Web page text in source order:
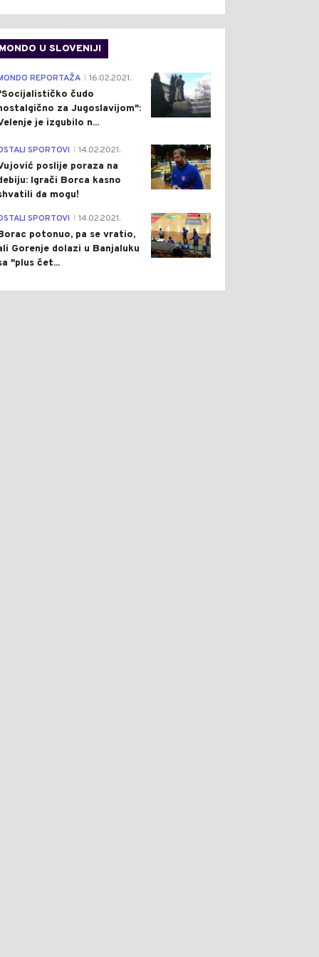
MONDO U SLOVENIJI
4
REPORTAŽA 16.02.2021.
čudo
za Jugoslavijom":
je izgubilo n...
1
SPORTOVI 14.02.2021.
poslije poraza na
Igrači Borca kasno
da mogu!
3
SPORTOVI 14.02.2021.
potonuo, pa se vratio,
Gorenje dolazi u Banjaluku
"plus čet...